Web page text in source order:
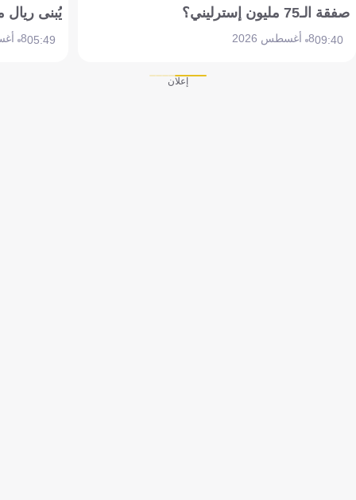
صفقة الـ75 مليون إسترليني؟
09:408 أغسطس 2026
يُبنى ريال
05:498 أغسطس 2026
إعلان